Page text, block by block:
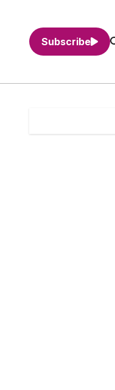
Subscribe